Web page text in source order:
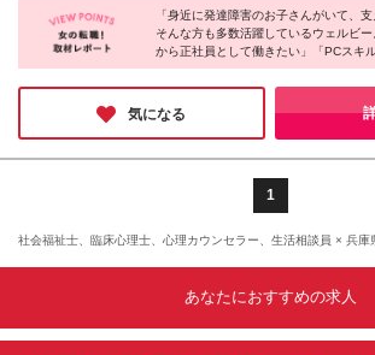
間分/約3万～4万円)を含む。超
※能力・経験により決定します 【サービス管理責任
者】 月給30万7千円～41万2千
含む。超過分は別途支給します
て決定します ※試用期間3～6ヶ月。その間の給与は
月給25万2千円＋資格手当 ※試
群馬県/高崎 ■埼玉県/さいたま・
口・所沢・航空公園・春日部・
■千葉県/千葉・西船橋・松戸・浦
錦糸町・蒲田・渋谷・荻窪・池
三鷹・府中・町田 ■神奈川県/横
岐阜県/岐阜 ■滋賀県/大津 ■奈良
■京都府/京都 ■兵庫県/姫路・神
山県/和歌山市 ■愛媛県/松山 ■広
岡/沼津市 ■大阪/大阪市 ■神奈川/
月予定> ■和歌山/和歌山市 ■静岡/静岡市 (変
「身近に発達障害のお子さんがいて、
そんな方も多数活躍しているウェルビ
から正社員として働きたい」「PCスキ
由で入社した方もいるとのこと。
そんな同社は福利厚生や制度面も常に
ットツールや研修ツール導入なども積極
基盤のもと、長く働きたい人にオススメ
気になる
1
社会福祉士、臨床心理士、心理カウンセラー、生活相談員 × 兵庫
あなたにおすすめの求人